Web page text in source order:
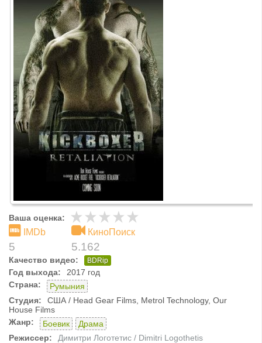
Ваша оценка:
IMDb
5
КиноПоиск
5.162
Качество видео: BDRip
Год выхода:
2017 год
Страна:
Румыния
Студия:
США / Head Gear Films, Metrol Technology, Our
House Films
Жанр:
Боевик
Драма
Режиссер:
Димитри Логотетис / Dimitri Logothetis